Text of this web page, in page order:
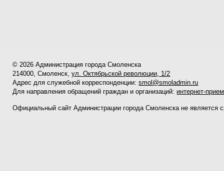
© 2026 Администрация города Смоленска
214000, Смоленск,ул. Октябрьской революции, 1/2
Адрес для служебной корреспонденции:smol@smoladmin.ru
Для направления обращений граждан и организаций: интернет-
Официальный сайт Администрации города Смоленска не является